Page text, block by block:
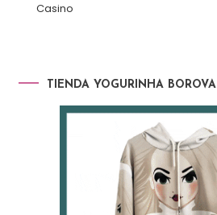
Casino
TIENDA YOGURINHA BOROVA